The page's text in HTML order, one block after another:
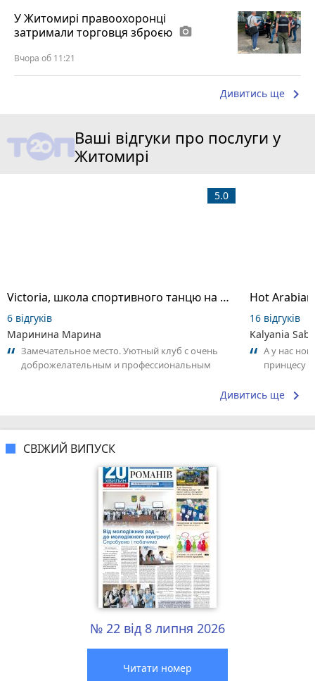
У Житомирі правоохоронці
затримали торговця зброєю photo_camera
Вчора об 11:21
Дивитись ще keyboard_arrow_right
Ваші відгуки про послуги у
Житомирі
Victoria, школа спортивного танцю на пілоні
5.0
6 відгуків
Маринина Марина
Замечательное место. Уютный клуб с очень
доброжелательным и профессиональным
16 відгуків
Kalyania
А у нас
принцесу
Дивитись ще keyboard_arrow_right
СВІЖИЙ ВИПУСК
№ 22 від 8 липня 2026
Читати номер